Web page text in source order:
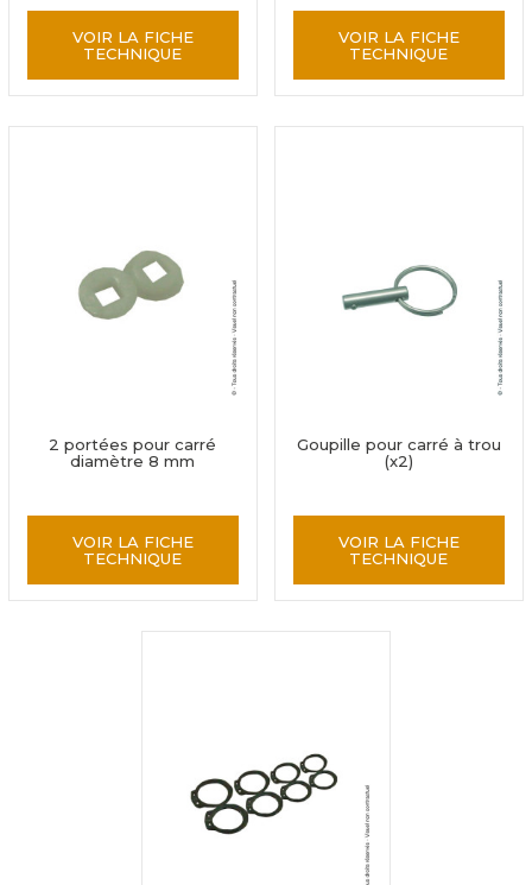
VOIR LA FICHE
TECHNIQUE
VOIR LA FICHE
TECHNIQUE
2 portées pour carré
diamètre 8 mm
VOIR LA FICHE
TECHNIQUE
Goupille pour carré à trou
(x2)
VOIR LA FICHE
TECHNIQUE